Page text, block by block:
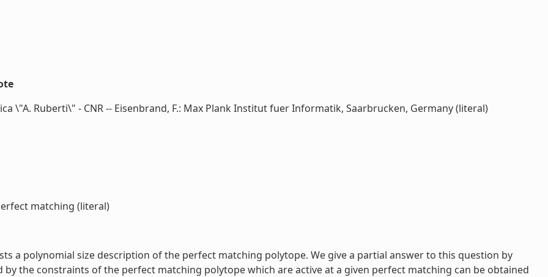
\"A. Ruberti\" - CNR -- Eisenbrand, F.: Max Plank Institut fuer Informatik, Saarbrucken, Germany (literal)
matching (literal)
a polynomial size description of the perfect matching polytope. We give a partial answer to this question by
the constraints of the perfect matching polytope which are active at a given perfect matching can be obtained